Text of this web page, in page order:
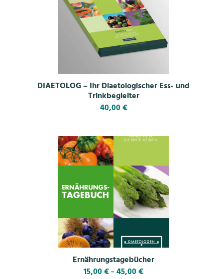
DIAETOLOG – Ihr Diaetologischer Ess- und
Trinkbegleiter
40,00€
Ernährungstagebücher
15,00€ –45,00€